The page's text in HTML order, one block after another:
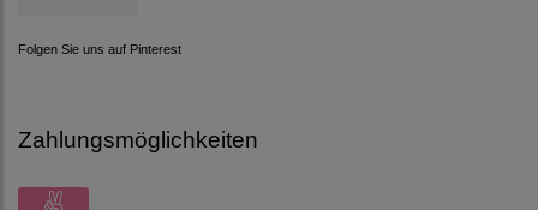
Folgen Sie uns auf Pinterest
Zahlungsmöglichkeiten